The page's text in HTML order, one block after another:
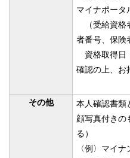
マイナポータ
（受給資格
者番号、保険
資格取得日
確認の上、お
その他
本人確認書類
顔写真付きの
る）
〈例〉マイ